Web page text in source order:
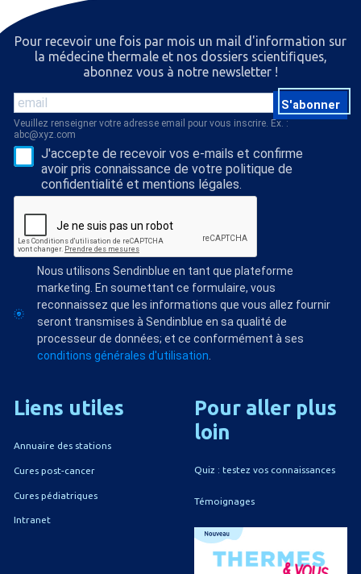
Pour recevoir une fois par mois un mail d'information sur
la médecine thermale et nos dossiers scientiﬁques,
abonnez vous à notre newsletter !
S'abonner
Veuillez renseigner votre adresse email pour vous inscrire. Ex. :
abc@xyz.com
J'accepte de recevoir vos e-mails et confirme
avoir pris connaissance de votre politique de
confidentialité et mentions légales.
Nous utilisons Sendinblue en tant que plateforme
marketing. En soumettant ce formulaire, vous
reconnaissez que les informations que vous allez fournir
seront transmises à Sendinblue en sa qualité de
processeur de données; et ce conformément à ses
conditions générales d'utilisation.
Liens utiles
Annuaire des stations
Cures post-cancer
Cures pédiatriques
Intranet
Pour aller plus
loin
Quiz : testez vos connaissances
Témoignages